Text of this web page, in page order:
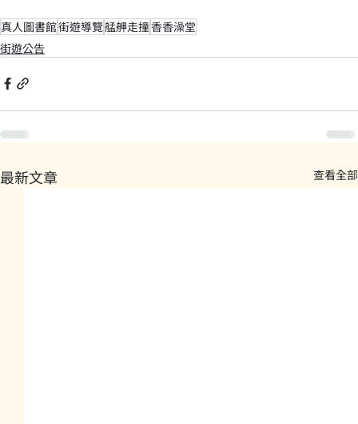
真人圖書館街遊導覽艋舺走撞香香澡堂
街遊公告
最新文章 查看全部